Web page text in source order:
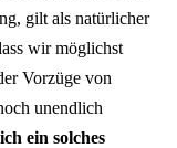
gilt als natürlicher
wir möglichst
Vorzüge von
unendlich
ein solches